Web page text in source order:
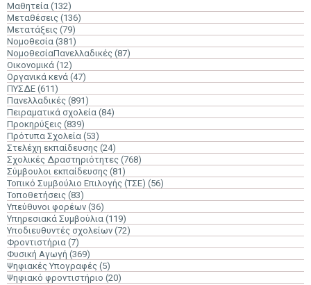
Μαθητεία (132)
Μεταθέσεις (136)
Μετατάξεις (79)
Νομοθεσία (381)
ΝομοθεσίαΠανελλαδικές (87)
Οικονομικά (12)
Οργανικά κενά (47)
ΠΥΣΔΕ (611)
Πανελλαδικές (891)
Πειραματικά σχολεία (84)
Προκηρύξεις (839)
Πρότυπα Σχολεία (53)
Στελέχη εκπαίδευσης (24)
Σχολικές Δραστηριότητες (768)
Σύμβουλοι εκπαίδευσης (81)
Τοπικό Συμβούλιο Επιλογής (ΤΣΕ) (56)
Τοποθετήσεις (83)
Υπεύθυνοι φορέων (36)
Υπηρεσιακά Συμβούλια (119)
Υποδιευθυντές σχολείων (72)
Φροντιστήρια (7)
Φυσική Αγωγή (369)
Ψηφιακές Υπογραφές (5)
Ψηφιακό φροντιστήριο (20)